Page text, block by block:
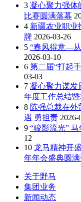
3 凝心聚力强
比赛圆满落幕
4 新疆农业职业
牌 2026-03-26
5 “春风得意—
2026-03-10
6 第二届“打起
03-03
7 凝心聚力谋发
年度工作总结
8 陈强总裁在
遇 勇担责 2026-
9 “骏影流光”
12
10 龙马精神开
年年会盛典圆
关于野马
集团业务
新闻动态